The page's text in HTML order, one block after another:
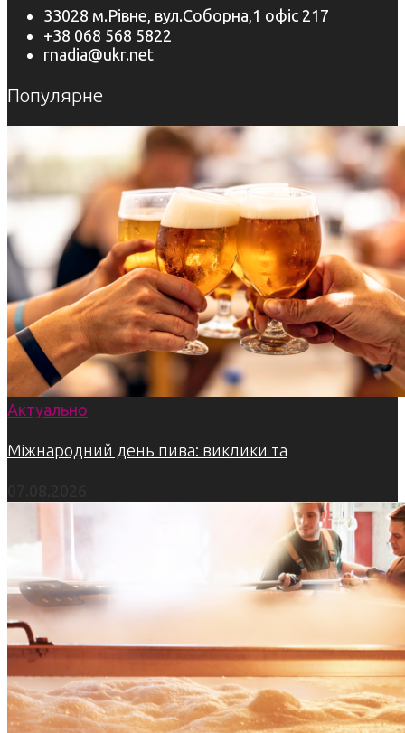
33028 м.Рівне, вул.Соборна,1 офіс 217
+38 068 568 5822
rnadia@ukr.net
Популярне
Актуально
Міжнародний день пива: виклики та